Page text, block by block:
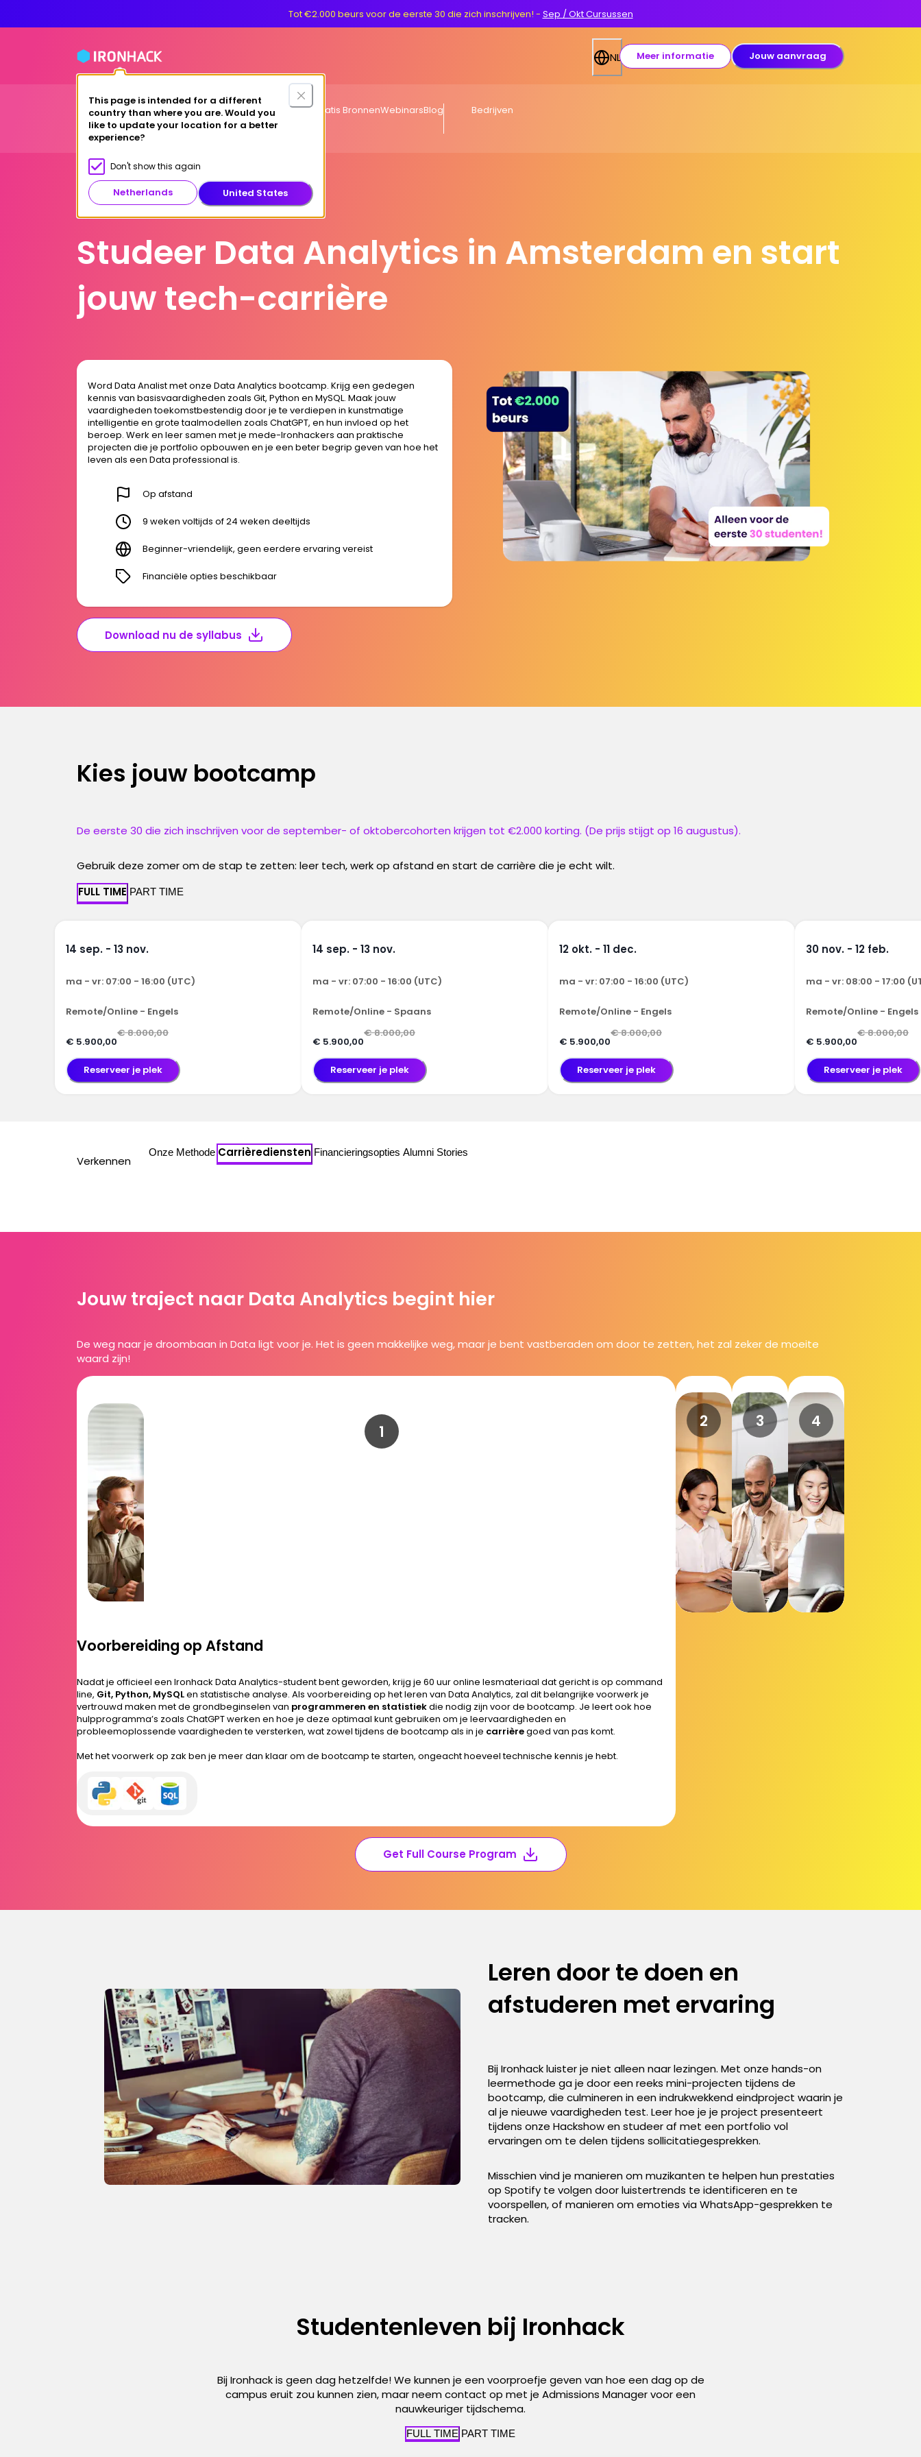
Tot €2.000 beurs voor de eerste 30 die zich inschrijven! - Sep / Okt Cursussen
This page is intended for a different
country than where you are. Would you
like to update your location for a better
experience?
Don't show this again
Netherlands United States
NL Meer informatie Jouw aanvraag
Cursussen Studeren aan Ironhack
Financiering Gratis BronnenWebinarsBlog Bedrijven
Amsterdam
Studeer Data Analytics in Amsterdam en start
jouw tech-carrière
Word Data Analist met onze Data Analytics bootcamp. Krijg een gedegen
kennis van basisvaardigheden zoals Git, Python en MySQL. Maak jouw
vaardigheden toekomstbestendig door je te verdiepen in kunstmatige
intelligentie en grote taalmodellen zoals ChatGPT, en hun invloed op het
beroep. Werk en leer samen met je mede-Ironhackers aan praktische
projecten die je portfolio opbouwen en je een beter begrip geven van hoe het
leven als een Data professional is.
Op afstand
9 weken voltijds of 24 weken deeltijds
Beginner-vriendelijk, geen eerdere ervaring vereist
Financiële opties beschikbaar
Download nu de syllabus
Kies jouw bootcamp
De eerste 30 die zich inschrijven voor de september- of oktobercohorten krijgen tot €2.000 korting. (De prijs stijgt op 16 augustus).
Gebruik deze zomer om de stap te zetten: leer tech, werk op afstand en start de carrière die je echt wilt.
FULL TIME PART TIME
14 sep. - 13 nov.
ma - vr: 07:00 - 16:00 (UTC)
Remote/Online - Engels
€ 5.900,00
€ 8.000,00
Reserveer je plek
14 sep. - 13 nov.
ma - vr: 07:00 - 16:00 (UTC)
Remote/Online - Spaans
€ 5.900,00
€ 8.000,00
Reserveer je plek
12 okt. - 11 dec.
ma - vr: 07:00 - 16:00 (UTC)
Remote/Online - Engels
€ 5.900,00
€ 8.000,00
Reserveer je plek
30 nov. - 12 feb.
ma - vr: 08:00 - 17:00
Remote/Online - Engels
€ 5.900,00
€ 8.000,00
Reserveer je plek
Verkennen
Onze Methode Carrièrediensten Financieringsopties Alumni Stories
Jouw traject naar Data Analytics begint hier
De weg naar je droombaan in Data ligt voor je. Het is geen makkelijke weg, maar je bent vastberaden om door te zetten, het zal zeker de moeite
waard zijn!
Voorbereiding op Afstand
Nadat je officieel een Ironhack Data Analytics-student bent geworden, krijg je 60 uur online lesmateriaal dat gericht is op command
line, Git, Python, MySQLen statistische analyse. Als voorbereiding op het leren van Data Analytics, zal dit belangrijke voorwerk je
vertrouwd maken met de grondbeginselen van programmeren en statistiekdie nodig zijn voor de bootcamp. Je leert ook hoe
hulpprogramma’s zoals ChatGPT werken en hoe je deze optimaal kunt gebruiken om je leervaardigheden en
probleemoplossende vaardigheden te versterken, wat zowel tijdens de bootcamp als in je carrièregoed van pas komt.
Met het voorwerk op zak ben je meer dan klaar om de bootcamp te starten, ongeacht hoeveel technische kennis je hebt.
Get Full Course Program
Leren door te doen en
afstuderen met ervaring
Bij Ironhack luister je niet alleen naar lezingen. Met onze hands-on
leermethode ga je door een reeks mini-projecten tijdens de
bootcamp, die culmineren in een indrukwekkend eindproject waarin je
al je nieuwe vaardigheden test. Leer hoe je je project presenteert
tijdens onze Hackshow en studeer af met een portfolio vol
ervaringen om te delen tijdens sollicitatiegesprekken.
Misschien vind je manieren om muzikanten te helpen hun prestaties
op Spotify te volgen door luistertrends te identificeren en te
voorspellen, of manieren om emoties via WhatsApp-gesprekken te
tracken.
Studentenleven bij Ironhack
Bij Ironhack is geen dag hetzelfde! We kunnen je een voorproefje geven van hoe een dag op de
campus eruit zou kunnen zien, maar neem contact op met je Admissions Manager voor een
nauwkeuriger tijdschema.
FULL TIME PART TIME